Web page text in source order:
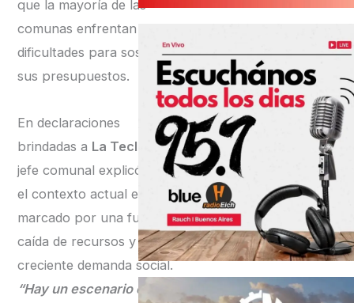
que la mayoría de las
comunas enfrentan serias
dificultades para sostener
sus presupuestos.
En declaraciones
brindadas a La Tecla
, el
jefe comunal explicó que
el contexto actual está
marcado por una fuerte
caída de recursos y una
creciente demanda social.
“Hay un escenario de